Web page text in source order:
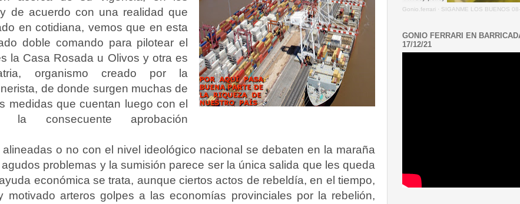
de acuerdo con una realidad que
en cotidiana, vemos que en esta
doble comando para pilotear el
la Casa Rosada u Olivos y otra es
organismo creado por la
de donde surgen muchas de
medidas que cuentan luego con el
la consecuente aprobación
o no con el nivel ideológico nacional se debaten en la maraña
problemas y la sumisión parece ser la única salida que les queda
económica se trata, aunque ciertos actos de rebeldía, en el tiempo,
motivado arteros golpes a las economías provinciales por la rebelión,
Gonio.ferrari · SIGANME LOS BUENOS
GONIO FERRARI EN
17/12/21